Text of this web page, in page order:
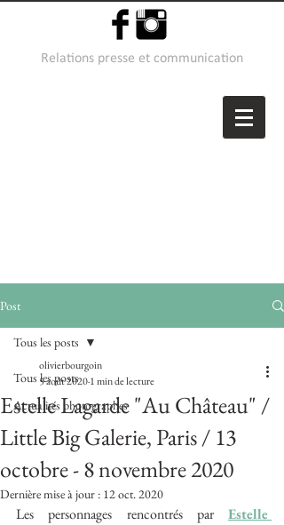
Relations presse et communication
Post
Tous les posts
Actualités photographes
Tous les posts
Estelle Lagarde "Au Château" /
Little Big Galerie, Paris / 13
octobre - 8 novembre 2020
olivierbourgoin
5 août 20201 min de lecture
Dernière mise à jour : 12 oct. 2020
Les personnages rencontrés par Estelle